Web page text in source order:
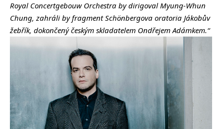
Royal Concertgebouw Orchestra by dirigoval Myung-Whun
Chung, zahráli by fragment Schönbergova oratoria Jákobův
žebřík, dokončený českým skladatelem Ondřejem Adámkem.“